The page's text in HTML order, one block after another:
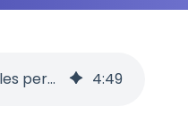
Le Canada limite les permis d’études pour les Indiens 4:49